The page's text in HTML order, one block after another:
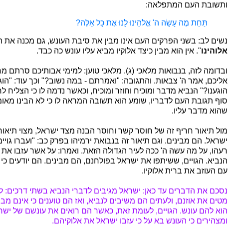
ותשובת העם המתפלאה:
תַּחַת מֶה עָשָׂה ה' אֱלהֵינוּ לָנוּ אֶת כָּל אֵלֶּה?
נשים לב: בשני הפרקים העם אינו מבין את סיבת העונש, גם מכנה את
אלוהינו". אין הוא מבין כיצד אלוקיו מביא עליו עונש כה כבד.
ובדומה לזה, בנבואות מלאכי (ג). מלאכי טוען: למימי אבותיכם סרתם
אליכם, אמר ה' צבאות. והתגובה: "ואמרתם - במה נשוב?" וכך עוד:
הוגענו?" הנביא מדבר ומוכיח וחוזר ומוכיח, וכאשר נדמה לו כי
סוף תגובת העם לדבריו, שומע הוא תשובה המראה לו כי לא הבינו
שהוא מדבר עליו.
מול תיאור חריף זה של חוסר קשר וחוסר הבנה מצד ישראל, מצוי
ישראל. הם מבינים. וגם תיאור זה בנבואת ירמיהו בפרק כב: "ועברו
רעהו, על מה עשה ה' ככה לעיר הגדולה הזאת. ואמרו: על אשר עזבו את
הנביא. הגויים, ששיתפו את ישראל בפולחנם, הם מבינים. הם יודעים
עם העוזב את ברית אלוקיו.
נסכם את הדברים עד כאן: ישראל מגיבים לדברי הנביא בשתי
מטים את אוזנם, ולעתים הם משיבים לנביא, ואז הם טוענים כי אינם
הוא להם עונש. הגויים, לעומת זאת, כאשר הם רואים את עונשם של
ומצהירים כי העונש בא על כי עזבו ישראל את אלוקיהם.